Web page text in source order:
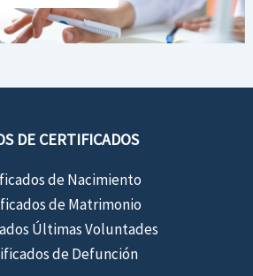
DE CERTIFICADOS
de Nacimiento
de Matrimonio
Últimas Voluntades
de Defunción